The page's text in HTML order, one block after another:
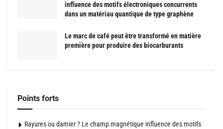
influence des motifs électroniques concurrents
dans un matériau quantique de type graphène
Le marc de café peut être transformé en matière
première pour produire des biocarburants
Points forts
Rayures ou damier ? Le champ magnétique influence des motifs